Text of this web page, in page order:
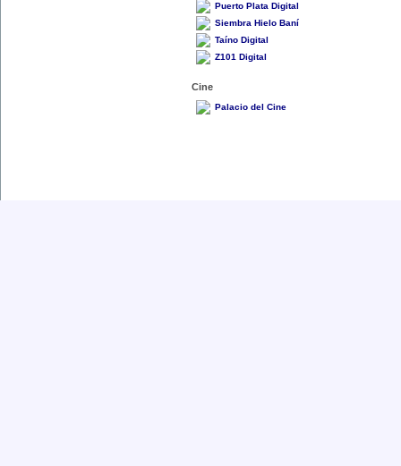
Puerto Plata Digital
Siembra Hielo Baní
Taíno Digital
Z101 Digital
Cine
Palacio del Cine